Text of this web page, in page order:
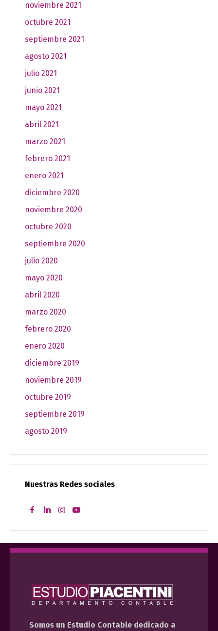
noviembre 2021
octubre 2021
septiembre 2021
agosto 2021
julio 2021
junio 2021
mayo 2021
abril 2021
marzo 2021
febrero 2021
enero 2021
diciembre 2020
noviembre 2020
octubre 2020
septiembre 2020
julio 2020
mayo 2020
abril 2020
marzo 2020
febrero 2020
enero 2020
diciembre 2019
noviembre 2019
octubre 2019
septiembre 2019
agosto 2019
Nuestras Redes sociales
Somos un Estudio Contable dedicado a